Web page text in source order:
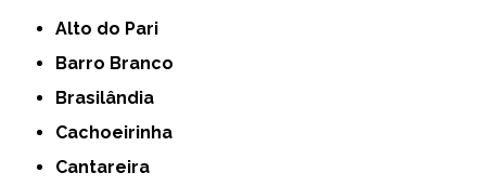
Alto do Pari
Barro Branco
Brasilândia
Cachoeirinha
Cantareira